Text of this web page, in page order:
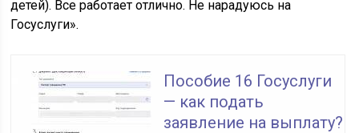
детей). Все работает отлично. Не нарадуюсь на
Госуслуги».
Пособие 16 Госуслуги
— как подать
заявление на выплату?